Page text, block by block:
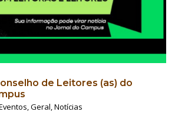
de Leitores (as) do
,Geral,Notícias